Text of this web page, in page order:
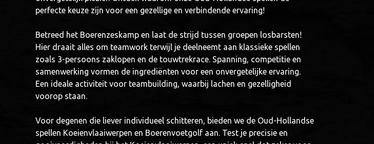
perfecte keuze zijn voor een gezellige en verbindende ervaring!
Betreed het Boerenzeskamp en laat de strijd tussen groepen losbarsten!
Hier draait alles om teamwork terwijl je deelneemt aan klassieke spellen
zoals 3-persoons zaklopen en de touwtrekrace. Spanning, competitie en
samenwerking vormen de ingrediënten voor een onvergetelijke ervaring.
Een ideale activiteit voor teambuilding, waarbij lachen en gezelligheid
voorop staan.
Voor degenen die liever individueel schitteren, bieden we de Oud-Hollandse
spellen Koeienvlaaiwerpen en Boerenvoetgolf aan. Test je precisie en